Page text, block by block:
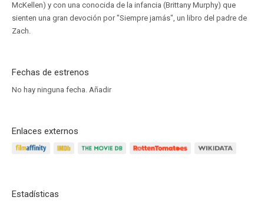
McKellen) y con una conocida de la infancia (Brittany Murphy) que
sienten una gran devoción por "Siempre jamás", un libro del padre de
Zach.
Fechas de estrenos
No hay ninguna fecha. Añadir
Enlaces externos
Estadísticas